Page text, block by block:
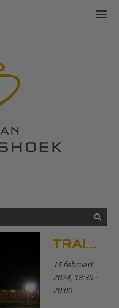
TRAININGSAVOND
15 februari
2024, 18:30 -
20:00